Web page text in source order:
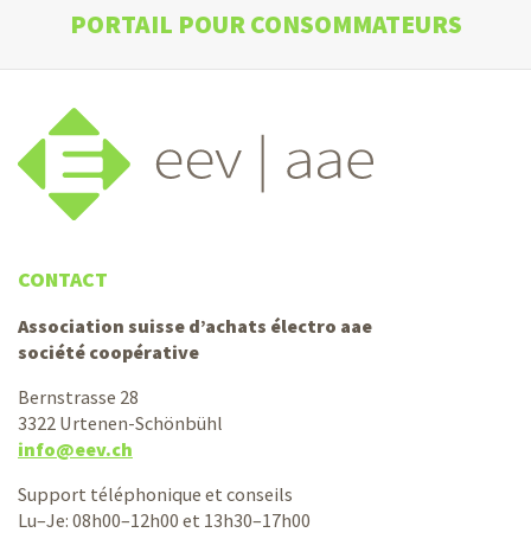
PORTAIL POUR CONSOMMATEURS
CONTACT
Association suisse d’achats électro aae
société coopérative
Bernstrasse 28
3322 Urtenen-Schönbühl
info@eev.ch
Support téléphonique et conseils
Lu–Je: 08h00–12h00 et 13h30–17h00